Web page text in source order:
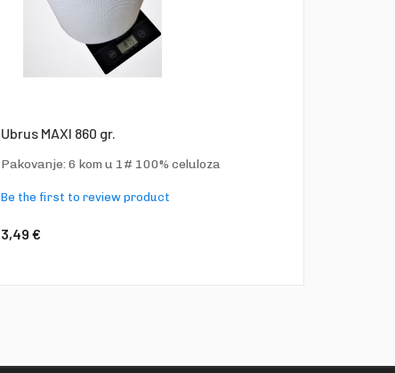
Ubrus MAXI 860 gr.
Pakovanje: 6 kom u 1# 100% celuloza
Be the first to review product
3,49 €